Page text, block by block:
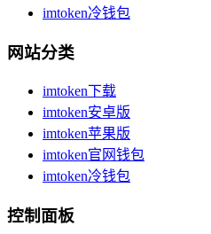
imtoken冷钱包
网站分类
imtoken下载
imtoken安卓版
imtoken苹果版
imtoken官网钱包
imtoken冷钱包
控制面板